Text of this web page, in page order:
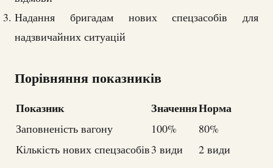
Надання бригадам нових спецзасобів для
надзвичайних ситуацій
Порівняння показників
Показник ЗначенняНорма
Заповненість вагону 100%
80%
Кількість нових спецзасобів3 види 2 види